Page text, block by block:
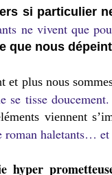
si particulier
ne vivent que
que nous
et plus nous
se tisse
viennent
roman haletants…
hyper